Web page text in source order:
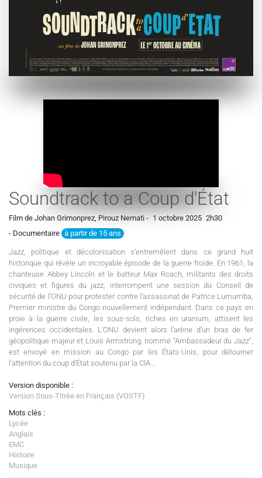
Soundtrack to a Coup d'État
Film de Johan Grimonprez, Pirouz Nemati - 1 octobre 2025 2h30
- Documentaire à partir de 15 ans
Jazz, politique et décolonisation s’entremêlent dans ce grand huit
historique qui révèle un incroyable épisode de la guerre froide. En 1961, la
chanteuse Abbey Lincoln et le batteur Max Roach, militants des droits
civiques et figures du jazz, interrompent une session du Conseil de
sécurité de l’ONU pour protester contre l’assassinat de Patrice Lumumba,
Premier ministre du Congo nouvellement indépendant. Dans ce pays en
proie à la guerre civile, les sous-sols, riches en uranium, attisent les
ingérences occidentales. L’ONU devient alors l’arène d’un bras de fer
géopolitique majeur et Louis Armstrong, nommé “Ambassadeur du Jazz",
est envoyé en mission au Congo par les États-Unis, pour détourner
l'attention du coup d'État soutenu par la CIA...
Version disponible :
Version Sous-Titrée en Français (VOSTF)
Mots clés :
Lycée
Anglais
EMC
Histoire
Musique